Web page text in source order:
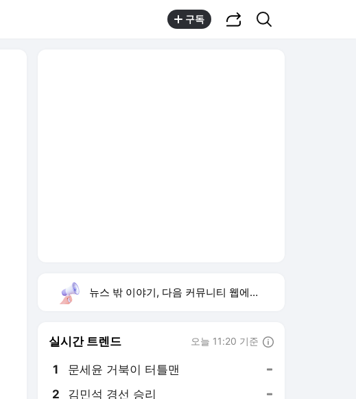
구독
뉴스 밖 이야기, 다음 커뮤니티 웹에서 보기
실시간 트렌드 오늘 11:20 기준
1 문세윤 거북이 터틀맨